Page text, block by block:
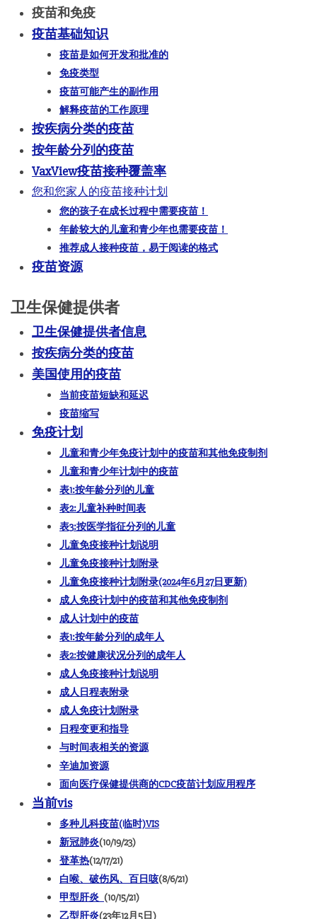
疫苗和免疫
疫苗基础知识
疫苗是如何开发和批准的
免疫类型
疫苗可能产生的副作用
解释疫苗的工作原理
按疾病分类的疫苗
按年龄分列的疫苗
VaxView疫苗接种覆盖率
您和您家人的疫苗接种计划
您的孩子在成长过程中需要疫苗！
年龄较大的儿童和青少年也需要疫苗！
推荐成人接种疫苗，易于阅读的格式
疫苗资源
卫生保健提供者
卫生保健提供者信息
按疾病分类的疫苗
美国使用的疫苗
当前疫苗短缺和延迟
疫苗缩写
免疫计划
儿童和青少年免疫计划中的疫苗和其他免疫制剂
儿童和青少年计划中的疫苗
表1:按年龄分列的儿童
表2:儿童补种时间表
表3:按医学指征分列的儿童
儿童免疫接种计划说明
儿童免疫接种计划附录
儿童免疫接种计划附录(2024年6月27日更新)
成人免疫计划中的疫苗和其他免疫制剂
成人计划中的疫苗
表1:按年龄分列的成年人
表2:按健康状况分列的成年人
成人免疫接种计划说明
成人日程表附录
成人免疫计划附录
日程变更和指导
与时间表相关的资源
辛迪加资源
面向医疗保健提供商的CDC疫苗计划应用程序
当前vis
多种儿科疫苗(临时)VIS
新冠肺炎(10/19/23)
登革热(12/17/21)
白喉、破伤风、百日咳(8/6/21)
甲型肝炎 (10/15/21)
乙型肝炎(23年12月5日)